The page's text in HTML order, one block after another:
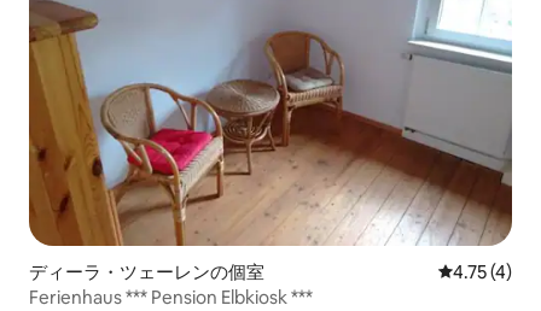
ディーラ・ツェーレンの個室 レビュー4
4.75 (4)
Ferienhaus *** Pension Elbkiosk ***